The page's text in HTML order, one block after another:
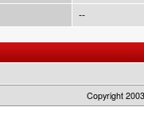
--
Copyright